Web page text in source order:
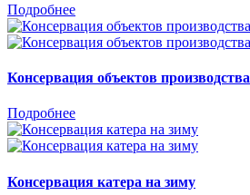
Подробнее
Консервация объектов производства
Подробнее
Консервация катера на зиму